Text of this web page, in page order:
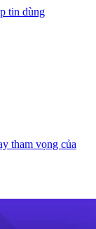
tin dùng
tham vọng của